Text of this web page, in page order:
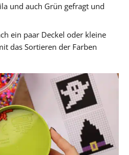
und auch Grün gefragt und
ein paar Deckel oder kleine
das Sortieren der Farben